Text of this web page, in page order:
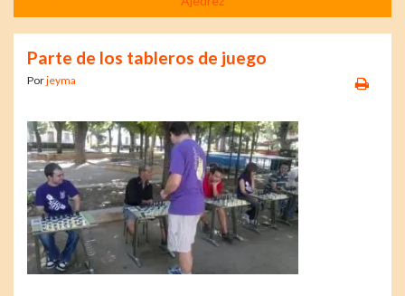
Parte de los tableros de juego
Porjeyma